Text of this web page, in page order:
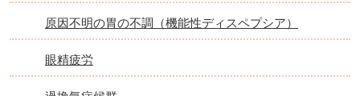
原因不明の胃の不調（機能性ディスペプシア）
眼精疲労